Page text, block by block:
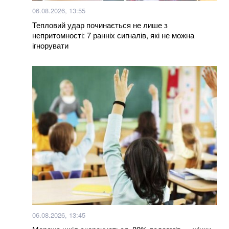
06.08.2026, 13:55
Тепловий удар починається не лише з
непритомності: 7 ранніх сигналів, які не можна
ігнорувати
06.08.2026, 13:45